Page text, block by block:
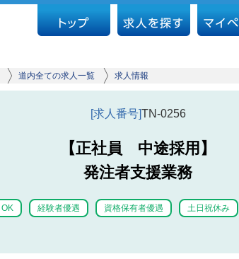
道内全ての求人一覧 求人情報
[求人番号]TN-0256
【正社員 中途採用】
発注者支援業務
経験者優遇 資格保有者優遇 土日祝休み